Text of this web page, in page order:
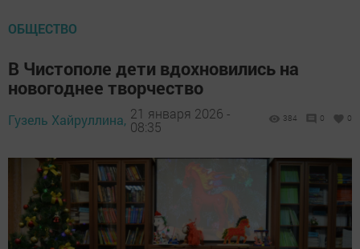
ОБЩЕСТВО
В Чистополе дети вдохновились на
новогоднее творчество
Гузель Хайруллина, 21 января 2026 -
08:35
384 0 0